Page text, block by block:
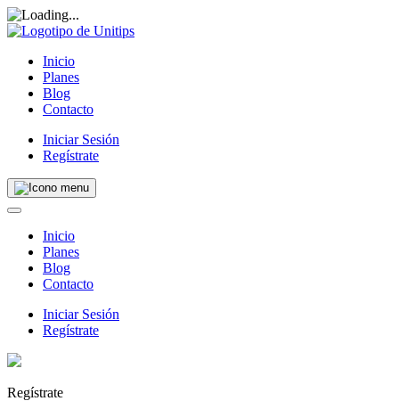
Inicio
Planes
Blog
Contacto
Iniciar Sesión
Regístrate
Inicio
Planes
Blog
Contacto
Iniciar Sesión
Regístrate
Regístrate